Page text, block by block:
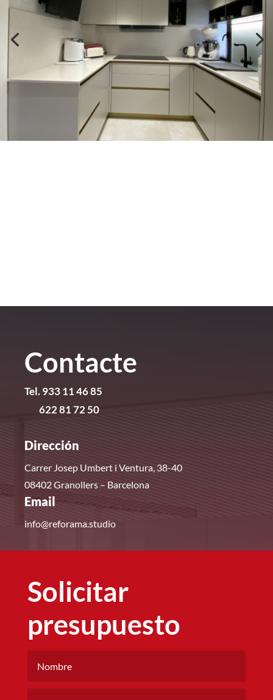
Contacte
Tel. 933 11 46 85
622 81 72 50
Dirección
Carrer Josep Umbert i Ventura, 38-40
08402 Granollers – Barcelona
Email
info@reforama.studio
Solicitar
presupuesto